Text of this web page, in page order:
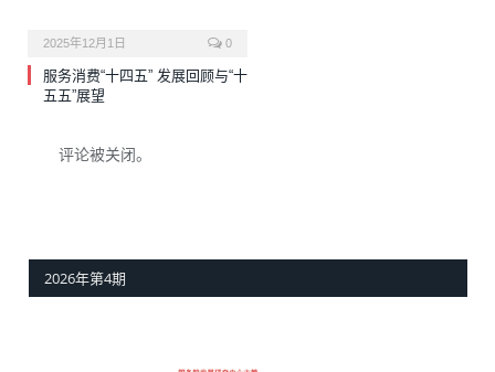
2025年12月1日 0
服务消费“十四五” 发展回顾与“十
五五”展望
评论被关闭。
2026年第4期